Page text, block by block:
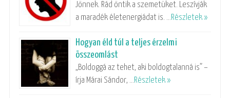
Jönnek. Rád öntik a szemetüket. Leszívják
a maradék életenergiádat is. …Részletek »
Hogyan éld túl a teljes érzelmi
összeomlást
„Boldoggá az tehet, aki boldogtalanná is” –
írja Márai Sándor, …Részletek »